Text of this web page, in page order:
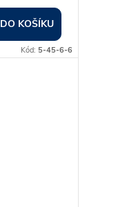
DO KOŠÍKU
Kód: 5-45-6-6